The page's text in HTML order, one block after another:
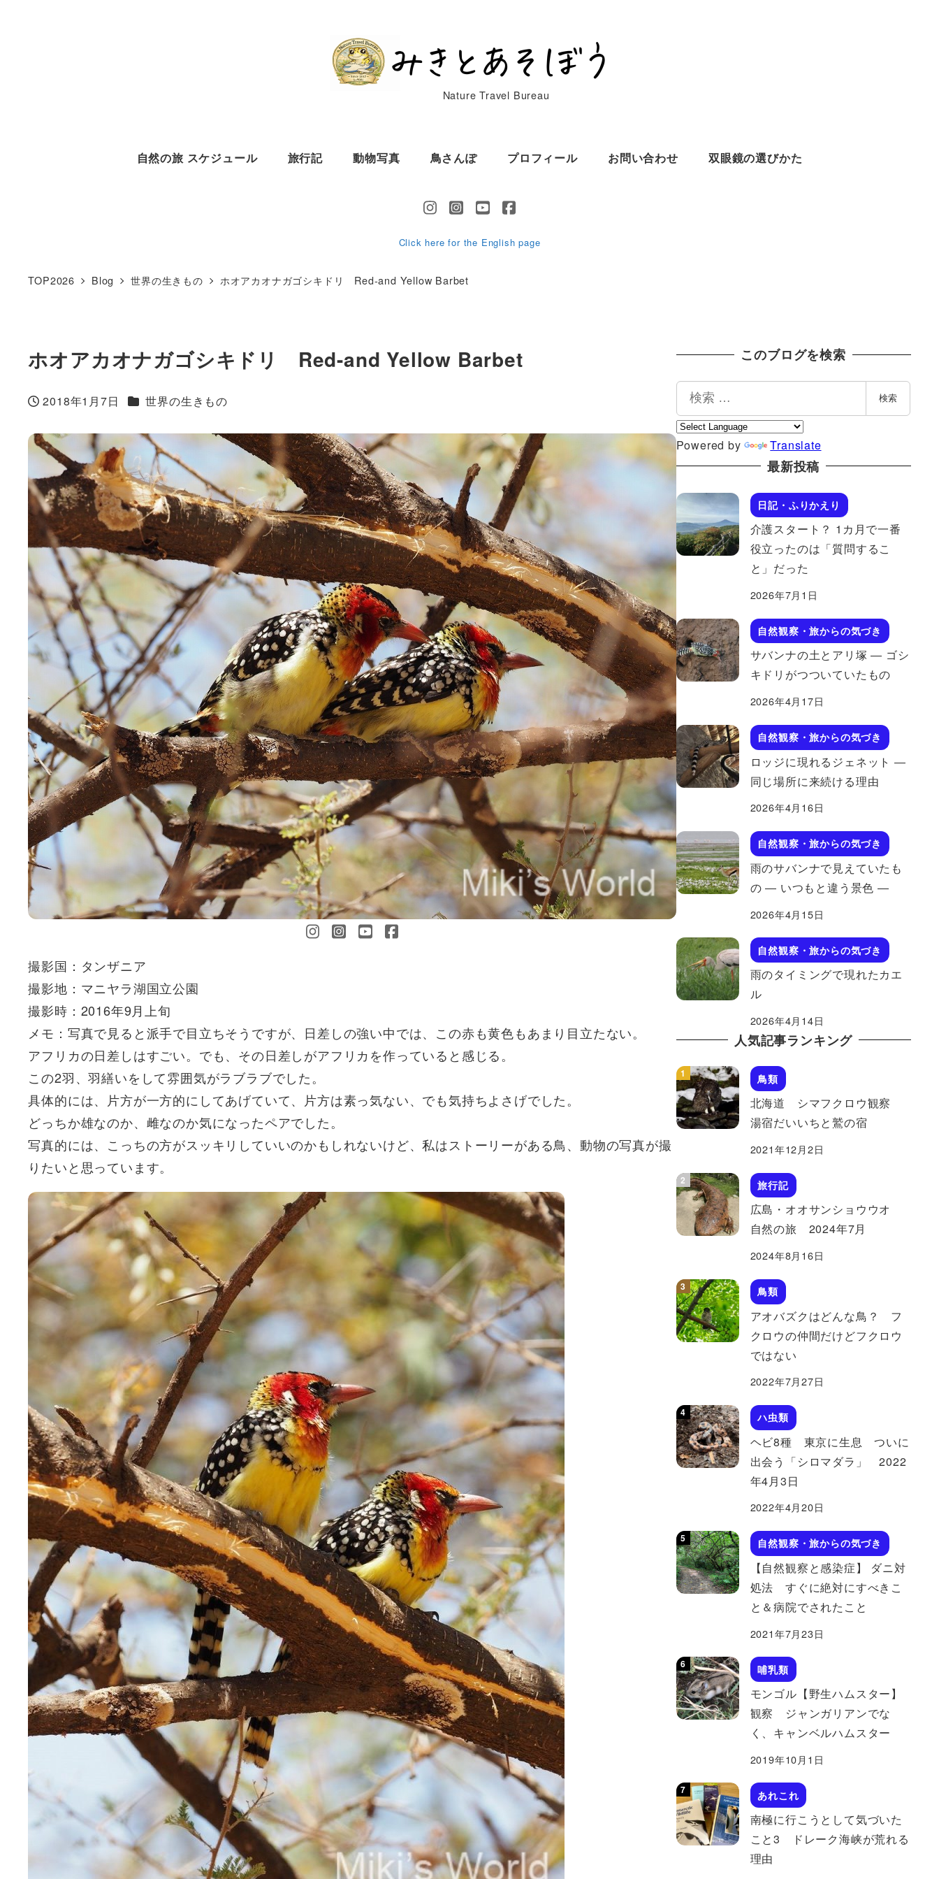
Nature Travel Bureau
自然の旅 スケジュール 旅行記 動物写真 鳥さんぽ プロフィール お問い合わせ 双眼鏡の選びかた
Click here for the English page
TOP2026 Blog 世界の生きもの ホオアカオナガゴシキドリ Red-and Yellow Barbet
ホオアカオナガゴシキドリ Red-and Yellow Barbet
投稿日
2018年1月7日 カテゴリー
世界の生きもの
撮影国：タンザニア
撮影地：マニヤラ湖国立公園
撮影時：2016年9月上旬
メモ：写真で見ると派手で目立ちそうですが、日差しの強い中では、この赤も黄色もあまり目立たない。
アフリカの日差しはすごい。でも、その日差しがアフリカを作っていると感じる。
この2羽、羽繕いをして雰囲気がラブラブでした。
具体的には、片方が一方的にしてあげていて、片方は素っ気ない、でも気持ちよさげでした。
どっちか雄なのか、雌なのか気になったペアでした。
写真的には、こっちの方がスッキリしていいのかもしれないけど、私はストーリーがある鳥、動物の写真が撮
りたいと思っています。
このブログを検索
索
検索
Powered by Translate
最新投稿
日記・ふりかえり
介護スタート？ 1カ月で一番
役立ったのは「質問するこ
と」だった
2026年7月1日
自然観察・旅からの気づき
サバンナの土とアリ塚 ― ゴシ
キドリがつついていたもの
2026年4月17日
自然観察・旅からの気づき
ロッジに現れるジェネット ―
同じ場所に来続ける理由
2026年4月16日
自然観察・旅からの気づき
雨のサバンナで見えていたも
の ― いつもと違う景色 ―
2026年4月15日
自然観察・旅からの気づき
雨のタイミングで現れたカエ
ル
2026年4月14日
人気記事ランキング
鳥類
北海道 シマフクロウ観察
湯宿だいいちと鷲の宿
2021年12月2日
旅行記
広島・オオサンショウウオ
自然の旅 2024年7月
2024年8月16日
鳥類
アオバズクはどんな鳥？ フ
クロウの仲間だけどフクロウ
ではない
2022年7月27日
ハ虫類
ヘビ8種 東京に生息 ついに
出会う「シロマダラ」 2022
年4月3日
2022年4月20日
自然観察・旅からの気づき
【自然観察と感染症】 ダニ対
処法 すぐに絶対にすべきこ
と＆病院でされたこと
2021年7月23日
哺乳類
モンゴル【野生ハムスター】
観察 ジャンガリアンでな
く、キャンベルハムスター
2019年10月1日
あれこれ
南極に行こうとして気づいた
こと3 ドレーク海峡が荒れる
理由